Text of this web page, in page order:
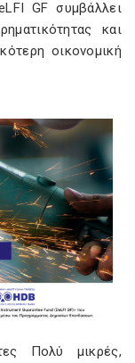
GF συμβάλλει
και
οικονομική
Πολύ μικρές,